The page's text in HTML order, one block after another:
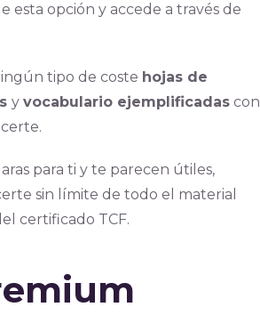
esta opción y accede a través de
tipo de coste hojas de
y vocabulario ejemplificadas con
para ti y te parecen útiles,
sin límite de todo el material
certificado TCF.